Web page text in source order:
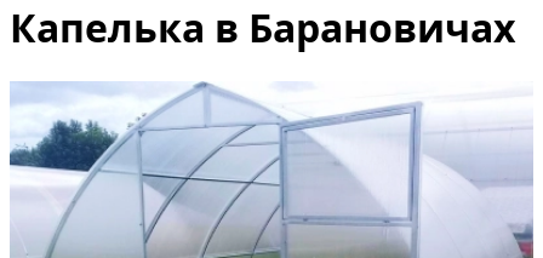
Капелька в Барановичах